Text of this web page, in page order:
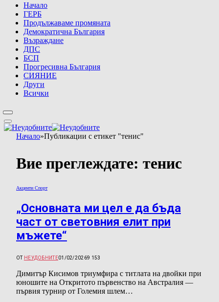
Начало
ГЕРБ
Продължаваме промяната
Демократична България
Възраждане
ДПС
БСП
Прогресивна България
СИЯНИЕ
Други
Всички
Начало»Публикации с етикет "тенис"
Вие преглеждате: тенис
Акценти Спорт
„Основната ми цел е да бъда
част от световния елит при
мъжете“
ОТ НЕУДОБНИТЕ01/02/20269 153
Димитър Кисимов триумфира с титлата на двойки при
юношите на Откритото първенство на Австралия —
първия турнир от Големия шлем…